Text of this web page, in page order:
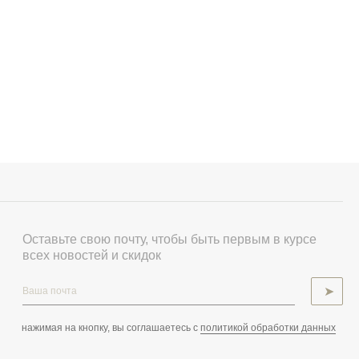
Оставьте свою почту, чтобы быть первым в курсе
всех новостей и скидок
нажимая на кнопку, вы соглашаетесь с политикой обработки данных
➤